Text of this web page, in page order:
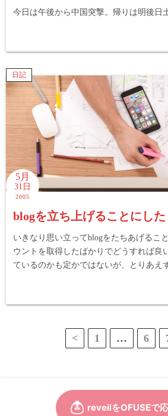
今日は午後から中国突撃。帰りは明後日
日記
5月
31日
2005
blogを立ち上げることにした
いきなり思い立ってblogをたちあげるこ
ウントを取得したばかりでどうすれば良
ているのかも定かではないが、とりあえ
< 1 … 6